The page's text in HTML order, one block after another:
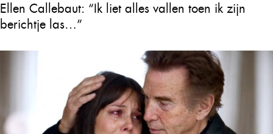
Ellen Callebaut: “Ik liet alles vallen toen ik zijn
berichtje las…”